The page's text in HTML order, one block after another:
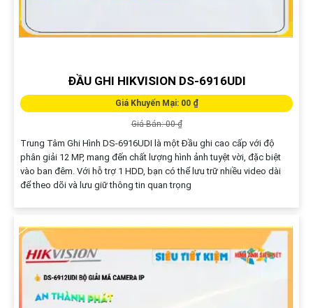
ĐẦU GHI HIKVISION DS-6916UDI
Giá Khuyến Mại: 00 ₫
Giá Bán: 00 ₫
Trung Tâm Ghi Hình DS-6916UDI là một Đầu ghi cao cấp với độ
phân giải 12 MP, mang đến chất lượng hình ảnh tuyệt vời, đặc biệt
vào ban đêm. Với hỗ trợ 1 HDD, bạn có thể lưu trữ nhiều video dài
để theo dõi và lưu giữ thông tin quan trọng